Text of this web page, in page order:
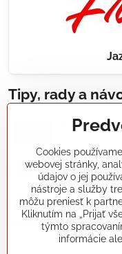
Tipy, rady a
Realizácie
Články a blogy
Rady a návody
Cookies
webovej stránky,
údajov o jej
nástroje a služby
môžu preniesť k
Kliknutím na „Prijať
týmto
informácie